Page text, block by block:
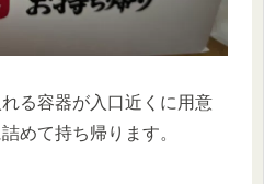
る容器が入口近くに用意
めて持ち帰ります。